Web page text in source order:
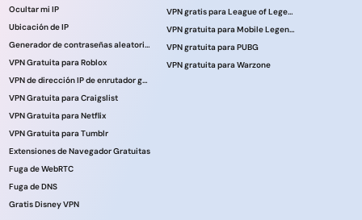
Ocultar mi IP
Ubicación de IP
Generador de contraseñas aleatorias
VPN Gratuita para Roblox
VPN de dirección IP de enrutador gratuita
VPN Gratuita para Craigslist
VPN Gratuita para Netflix
VPN Gratuita para Tumblr
Extensiones de Navegador Gratuitas
Fuga de WebRTC
Fuga de DNS
Gratis Disney VPN
VPN gratis para League of Legends
VPN gratuita para Mobile Legends
VPN gratuita para PUBG
VPN gratuita para Warzone